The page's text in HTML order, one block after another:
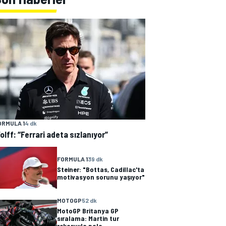
14 dk
“Ferrari adeta sızlanıyor”
FORMULA 139 dk
Steiner: "Bottas, Cadillac'ta
motivasyon sorunu yaşıyor"
MOTOGP52 dk
MotoGP Britanya GP
sıralama: Martin tur